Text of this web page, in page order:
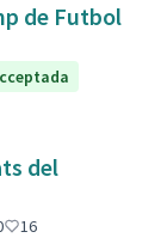
de Futbol
del
16